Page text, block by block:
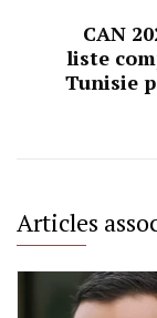
CAN
liste
Tunisie
Articles